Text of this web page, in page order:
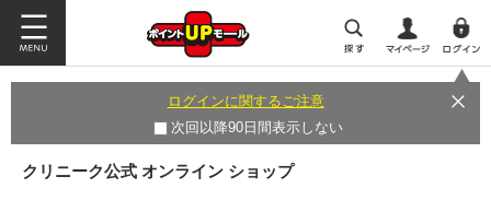
ログインに関するご注意
次回以降90日間表示しない
クリニーク公式 オンライン ショップ